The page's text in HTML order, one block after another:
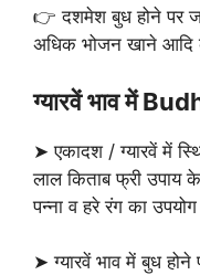
👉 दशमेश बुध होने पर
अधिक भोजन खाने आदि
ग्यारवें भाव में
➤ एकादश / ग्यारवें में
लाल किताब फ्री उपाय
पन्ना व हरे रंग का
➤ ग्यारवें भाव में बुध